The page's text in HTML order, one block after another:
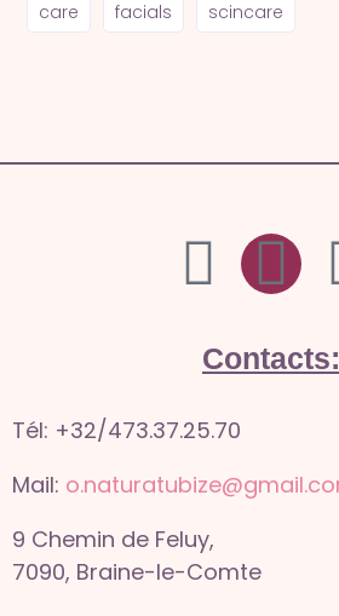
care facials scincare
Contacts:
Tél: +32/473.37.25.70
Mail:
9 Chemin de Feluy,
7090, Braine-le-Comte